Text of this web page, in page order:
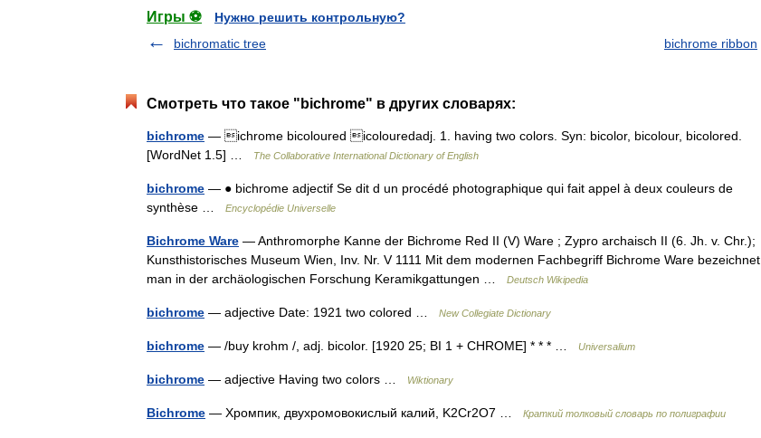
Игры ⚽
Нужно решить контрольную?
bichromatic tree
bichrome ribbon
Смотреть что такое "bichrome" в других словарях:
bichrome — ichrome bicoloured icolouredadj. 1. having two colors. Syn: bicolor, bicolour, bicolored.
[WordNet 1.5] …
The Collaborative International Dictionary of English
bichrome — ● bichrome adjectif Se dit d un procédé photographique qui fait appel à deux couleurs de
synthèse …
Encyclopédie Universelle
Bichrome Ware — Anthromorphe Kanne der Bichrome Red II (V) Ware ; Zypro archaisch II (6. Jh. v. Chr.);
Kunsthistorisches Museum Wien, Inv. Nr. V 1111 Mit dem modernen Fachbegriff Bichrome Ware bezeichnet
man in der archäologischen Forschung Keramikgattungen …
Deutsch Wikipedia
bichrome — adjective Date: 1921 two colored … New Collegiate Dictionary
bichrome — /buy krohm /, adj. bicolor. [1920 25; BI 1 + CHROME] * * * … Universalium
bichrome — adjective Having two colors … Wiktionary
Bichrome — Хромпик, двухромовокислый калий, K2Cr2O7 … Краткий толковый словарь по полиграфии